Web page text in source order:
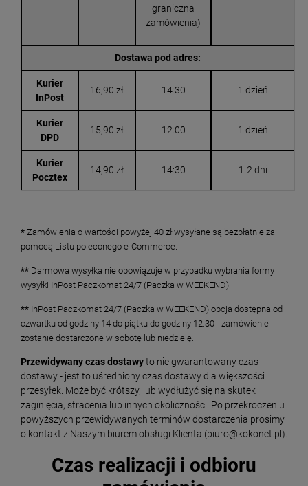
graniczna
zamówienia)
Dostawa pod adres:
Kurier
InPost
16,90 zł 14:30 1 dzień
Kurier
DPD
15,90 zł 12:00 1 dzień
Kurier
Pocztex
14,90 zł 14:30 1-2 dni
* Zamówienia o wartości powyżej 40 zł wysyłane są bezpłatnie za
pomocą Listu poleconego e-Commerce.
** Darmowa wysyłka nie obowiązuje w przypadku wybrania formy
wysyłki InPost Paczkomat 24/7 (Paczka w WEEKEND).
** InPost Paczkomat 24/7 (Paczka w WEEKEND) opcja dostępna od
czwartku od godziny 14 do piątku do godziny 12:30 - zamówienie
zostanie dostarczone w sobotę lub niedzielę.
Przewidywany czas dostawyto nie gwarantowany czas
dostawy - jest to uśredniony czas dostawy dla większości
przesyłek. Może być krótszy, lub wydłużyć się na skutek
zaginięcia, stracenia lub innych okoliczności. Po przekroczeniu
powyższych przewidywanych terminów dostarczenia prosimy
o kontakt z Naszym biurem obsługi Klienta (biuro@kokonet.pl).
Czas realizacji i odbioru